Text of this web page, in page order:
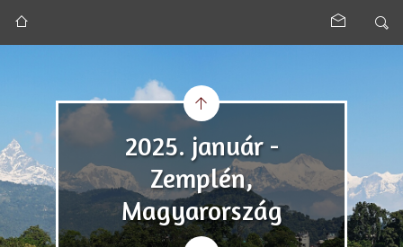
2025. január -
Zemplén,
Magyarország